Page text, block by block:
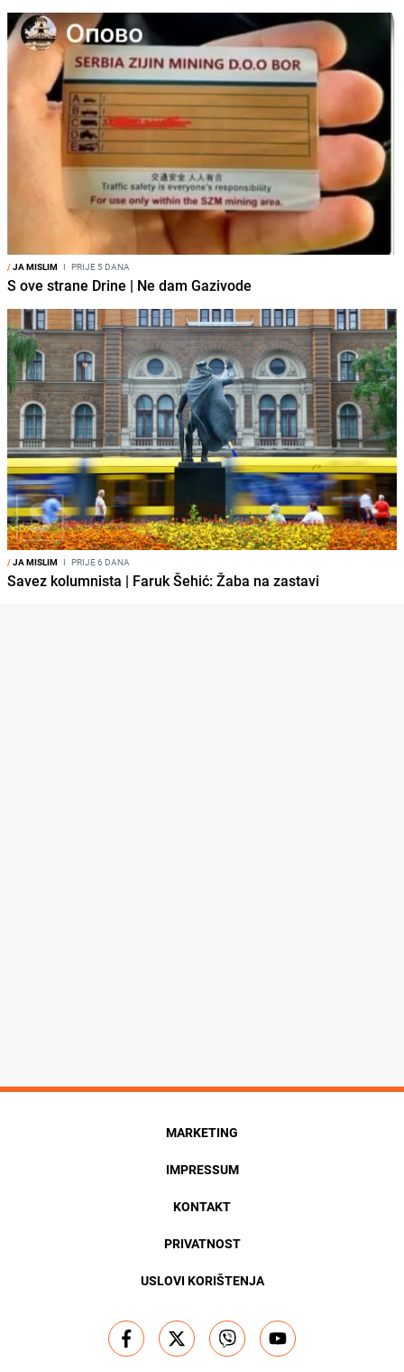
/JA MISLIM I PRIJE 5 DANA
S ove strane Drine | Ne dam Gazivode
/JA MISLIM I PRIJE 6 DANA
Savez kolumnista | Faruk Šehić: Žaba na zastavi
MARKETING
IMPRESSUM
KONTAKT
PRIVATNOST
USLOVI KORIŠTENJA